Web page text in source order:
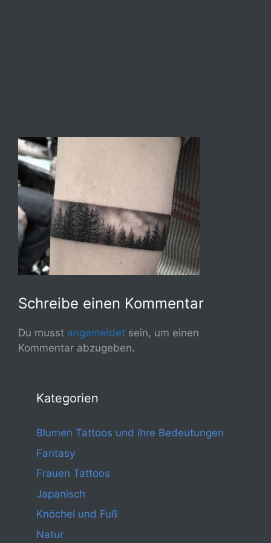
Schreibe einen Kommentar
Du musst angemeldet sein, um einen
Kommentar abzugeben.
Kategorien
Blumen Tattoos und ihre Bedeutungen
Fantasy
Frauen Tattoos
Japanisch
Knöchel und Fuß
Natur